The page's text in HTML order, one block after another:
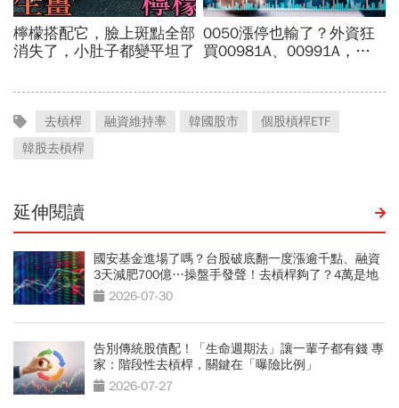
去槓桿 融資維持率 韓國股市
個股槓桿ETF
韓股去槓桿
延伸閱讀
國安基金進場了嗎？台股破底翻一度漲逾千點、融資
3天減肥700億…操盤手發聲！去槓桿夠了？4萬是地
板？2026-07-30
告別傳統股債配！「生命週期法」讓一輩子都有錢 專
家：階段性去槓桿，關鍵在「曝險比例」
2026-07-27